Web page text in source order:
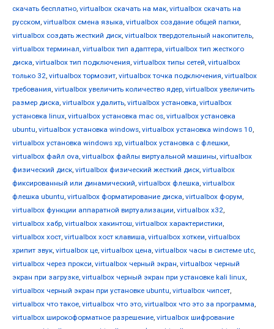
скачать бесплатно, virtualbox скачать на мак, virtualbox скачать на
русском, virtualbox смена языка, virtualbox создание общей папки,
virtualbox создать жесткий диск, virtualbox твердотельный накопитель,
virtualbox терминал, virtualbox тип адаптера, virtualbox тип жесткого
диска, virtualbox тип подключения, virtualbox типы сетей, virtualbox
только 32, virtualbox тормозит, virtualbox точка подключения, virtualbox
требования, virtualbox увеличить количество ядер, virtualbox увеличить
размер диска, virtualbox удалить, virtualbox установка, virtualbox
установка linux, virtualbox установка mac os, virtualbox установка
ubuntu, virtualbox установка windows, virtualbox установка windows 10,
virtualbox установка windows xp, virtualbox установка с флешки,
virtualbox файл ova, virtualbox файлы виртуальной машины, virtualbox
физический диск, virtualbox физический жесткий диск, virtualbox
фиксированный или динамический, virtualbox флешка, virtualbox
флешка ubuntu, virtualbox форматирование диска, virtualbox форум,
virtualbox функции аппаратной виртуализации, virtualbox х32,
virtualbox хабр, virtualbox хакинтош, virtualbox характеристики,
virtualbox хост, virtualbox хост клавиша, virtualbox хоткеи, virtualbox
хрипит звук, virtualbox це, virtualbox цена, virtualbox часы в системе utc,
virtualbox через прокси, virtualbox черный экран, virtualbox черный
экран при загрузке, virtualbox черный экран при установке kali linux,
virtualbox черный экран при установке ubuntu, virtualbox чипсет,
virtualbox что такое, virtualbox что это, virtualbox что это за программа,
virtualbox широкоформатное разрешение, virtualbox шифрование